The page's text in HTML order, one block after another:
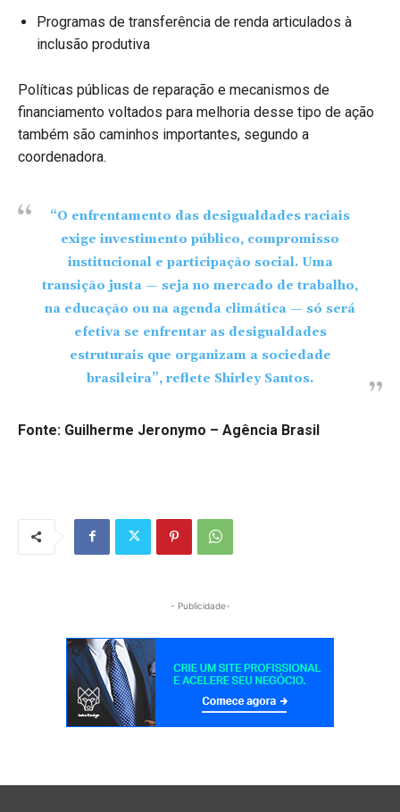
Programas de transferência de renda articulados à
inclusão produtiva
Políticas públicas de reparação e mecanismos de
financiamento voltados para melhoria desse tipo de ação
também são caminhos importantes, segundo a
coordenadora.
“O enfrentamento das desigualdades raciais
exige investimento público, compromisso
institucional e participação social. Uma
transição justa — seja no mercado de trabalho,
na educação ou na agenda climática — só será
efetiva se enfrentar as desigualdades
estruturais que organizam a sociedade
brasileira”, reflete Shirley Santos.
Fonte: Guilherme Jeronymo – Agência Brasil
- Publicidade-